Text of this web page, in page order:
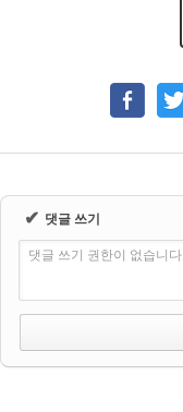
✔ 댓글 쓰기
댓글 쓰기 권한이 없습니